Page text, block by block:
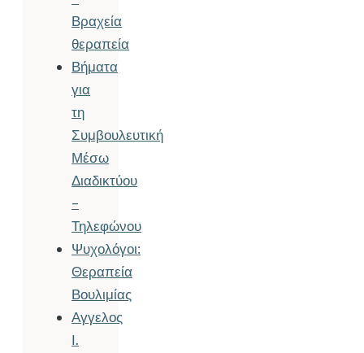
Βραχεία
θεραπεία
Βήματα
για
τη
Συμβουλευτική
Μέσω
Διαδικτύου
–
Τηλεφώνου
Ψυχολόγοι:
Θεραπεία
Βουλιμίας
Αγγελος
Ι.